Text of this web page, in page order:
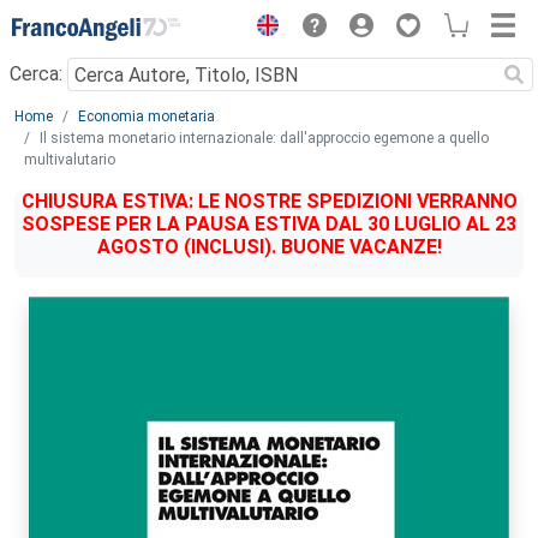
Menu
Cerca:
Main content
Home
Economia monetaria
Il sistema monetario internazionale: dall'approccio egemone a quello
multivalutario
CHIUSURA ESTIVA: LE NOSTRE SPEDIZIONI VERRANNO
SOSPESE PER LA PAUSA ESTIVA DAL 30 LUGLIO AL 23
AGOSTO (INCLUSI). BUONE VACANZE!